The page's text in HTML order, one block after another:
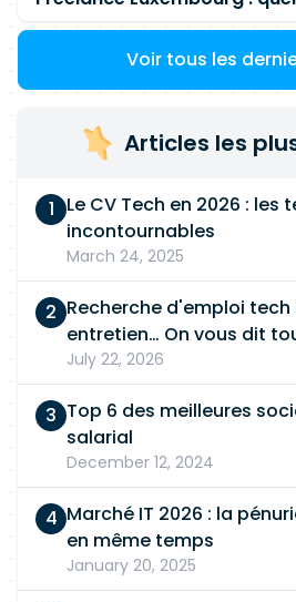
Voir tous les
Articles les
Le CV Tech en 2026 : les
incontournables
March 24, 2025
Recherche d'emploi tech
entretien… On vous dit
July 22, 2026
Top 6 des meilleures
salarial
December 12, 2024
Marché IT 2026 : la
en même temps
January 20, 2025